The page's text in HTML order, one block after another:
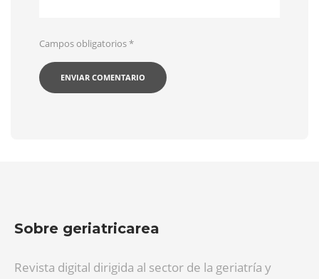
Campos obligatorios*
Sobre geriatricarea
Revista digital dirigida al sector de la geriatría y